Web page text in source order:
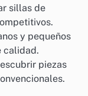
sillas de
y pequeños
calidad.
piezas